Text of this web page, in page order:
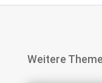
Weitere